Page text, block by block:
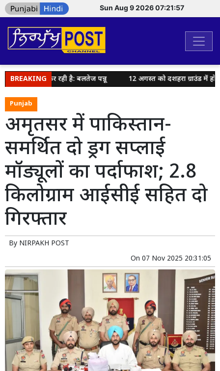
Sun Aug 9 2026 07:21:57
BREAKING
कोशिश कर रही है: बलतेज पन्नू 12 अगस्त को दशहरा ग्राउंड में होगा
Punjab
अमृतसर में पाकिस्तान-
समर्थित दो ड्रग सप्लाई
मॉड्यूलों का पर्दाफाश; 2.8
किलोग्राम आईसीई सहित दो
गिरफ्तार
By NIRPAKH POST
On 07 Nov 2025 20:31:05